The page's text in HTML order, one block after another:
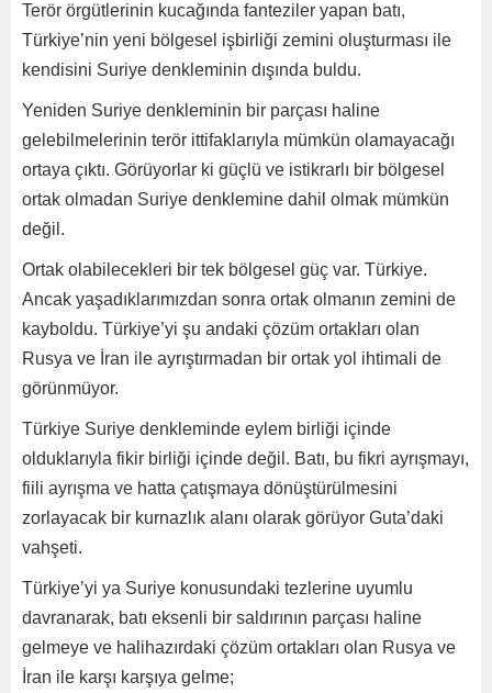
Terör örgütlerinin kucağında fanteziler yapan batı,
Türkiye’nin yeni bölgesel işbirliği zemini oluşturması ile
kendisini Suriye denkleminin dışında buldu.
Yeniden Suriye denkleminin bir parçası haline
gelebilmelerinin terör ittifaklarıyla mümkün olamayacağı
ortaya çıktı. Görüyorlar ki güçlü ve istikrarlı bir bölgesel
ortak olmadan Suriye denklemine dahil olmak mümkün
değil.
Ortak olabilecekleri bir tek bölgesel güç var. Türkiye.
Ancak yaşadıklarımızdan sonra ortak olmanın zemini de
kayboldu. Türkiye’yi şu andaki çözüm ortakları olan
Rusya ve İran ile ayrıştırmadan bir ortak yol ihtimali de
görünmüyor.
Türkiye Suriye denkleminde eylem birliği içinde
olduklarıyla fikir birliği içinde değil. Batı, bu fikri ayrışmayı,
fiili ayrışma ve hatta çatışmaya dönüştürülmesini
zorlayacak bir kurnazlık alanı olarak görüyor Guta’daki
vahşeti.
Türkiye’yi ya Suriye konusundaki tezlerine uyumlu
davranarak, batı eksenli bir saldırının parçası haline
gelmeye ve halihazırdaki çözüm ortakları olan Rusya ve
İran ile karşı karşıya gelme;